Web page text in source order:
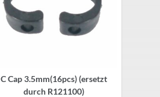
C Cap 3.5mm(16pcs) (ersetzt
durch R121100)